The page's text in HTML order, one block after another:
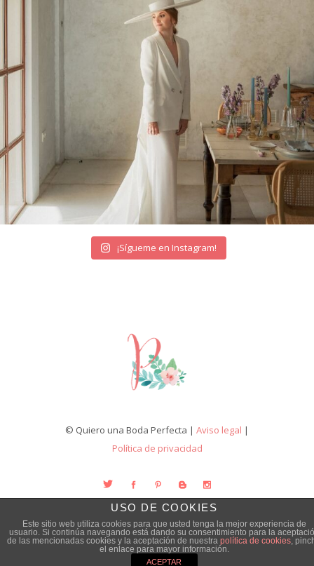
¡Sígueme en Instagram!
© Quiero una Boda Perfecta | Aviso legal |
Política de privacidad
USO DE COOKIES
Este sitio web utiliza cookies para que usted tenga la mejor experiencia de
usuario. Si continúa navegando está dando su consentimiento para la
de las mencionadas cookies y la aceptación de nuestra política de cookies,
el enlace para mayor información.
ACEPTAR